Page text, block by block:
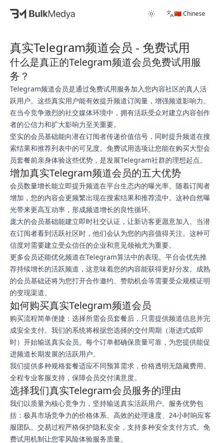
🇨🇳 Chinese
真实Telegram频道会员 - 免费试用
什么是真正的Telegram频道会员免费试用服
务？
Telegram频道会员是通过免费试用服务加入您内容社区的真人活
跃用户。这些真实用户能有效提升频道订阅量，增强频道影响力。
在当今竞争激烈的社交媒体环境中，拥有活跃受众对建立内容创作
者的公信力和扩大影响力至关重要。
坚实的会员基础能向潜在订阅者传递价值信号，同时提升频道在搜
索结果和推荐列表中的可见度。免费试用选项让您能在购买大型会
员套餐前亲身体验这些优势，是发展Telegram社群的理想起点。
增加真实Telegram频道会员的五大优势
会员数量增长能立即提升频道在平台生态内的曝光率。随着订阅者
增加，您的内容会更频繁出现在搜索结果和推荐流中。这种自然曝
光带来更高互动率，形成频道增长的良性循环。
庞大的会员基础能建立即时社交认证，让新访客更愿意加入。当潜
在订阅者看到活跃社区时，他们会认为您的内容值得关注。这种可
信度对需要建立受众信任的企业和意见领袖尤为重要。
更多会员还能优化频道在Telegram算法中的表现。平台会优先推
荐持续增长的活跃频道，这意味着您的内容能获得更好分发。成熟
的会员基础还将为您打开合作邀约、赞助机会等需要受众规模证明
的变现渠道。
如何购买真实Telegram频道会员
购买流程简单便捷：选择所需会员套餐后，只需提供频道信息并完
成安全支付。我们的系统将根据您选择的交付周期（渐进式或即
时）开始输送真实会员。每个订单都确保质量可靠，为您提供能促
进频道长期发展的活跃用户。
我们提供多种规格套餐适应不同预算需求，价格透明无隐藏费用。
全程专业客服支持，保障会员交付满意度。
选择我们真实Telegram会员服务的理由
我们以质量为核心竞争力，坚持输送真实活跃用户。服务优势包
括：极具市场竞争力的价格体系、高效的处理速度、24小时响应客
服团队。交易过程严格保护隐私安全，支持多种安全支付方式。免
费试用机制让您零风险体验服务质量。